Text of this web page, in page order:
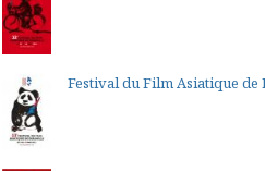
Festival du Film Asiatique de